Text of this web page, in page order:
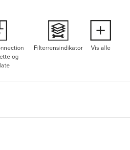
og
Filterrensindikator Vis alle